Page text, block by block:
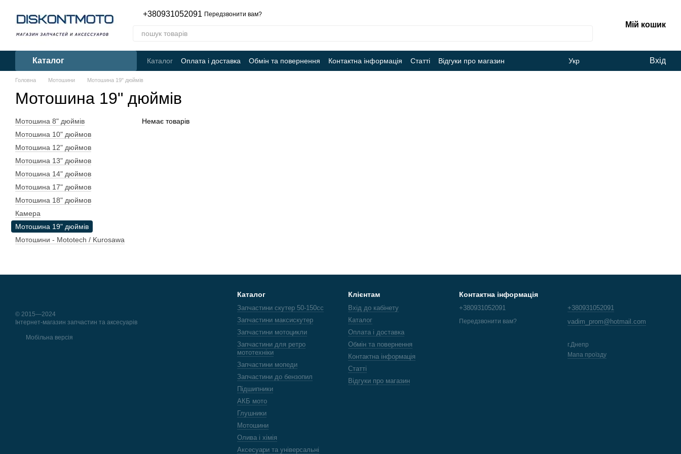
+380931052091 Передзвонити вам?
Мій кошик
Каталог Каталог Оплата і доставка Обмін та повернення Контактна інформація Статті Відгуки про магазин Укр Вхід
Головна Мотошини Мотошина 19" дюймів
Мотошина 19" дюймів
Немає товарів
Мотошина 8" дюймів
Мотошина 10" дюймов
Мотошина 12" дюймов
Мотошина 13" дюймов
Мотошина 14" дюймов
Мотошина 17" дюймов
Мотошина 18" дюймов
Камера
Мотошина 19" дюймів
Мотошини - Mototech / Kurosawa
© 2015—2024
Інтернет-магазин запчастин та аксесуарів
Мобільна версія
Каталог
Запчастини скутер 50-150cc
Запчастини максискутер
Запчастини мотоцикли
Запчастини для ретро
мототехніки
Запчастини мопеди
Запчастини до бензопил
Підшипники
АКБ мото
Глушники
Мотошини
Олива і хімія
Аксесуари та універсальні
Клієнтам
Вхід до кабінету
Каталог
Оплата і доставка
Обмін та повернення
Контактна інформація
Статті
Відгуки про магазин
Контактна інформація
+380931052091
Передзвонити вам?
+380931052091
vadim_prom@hotmail.com
г.Днепр
Мапа проїзду